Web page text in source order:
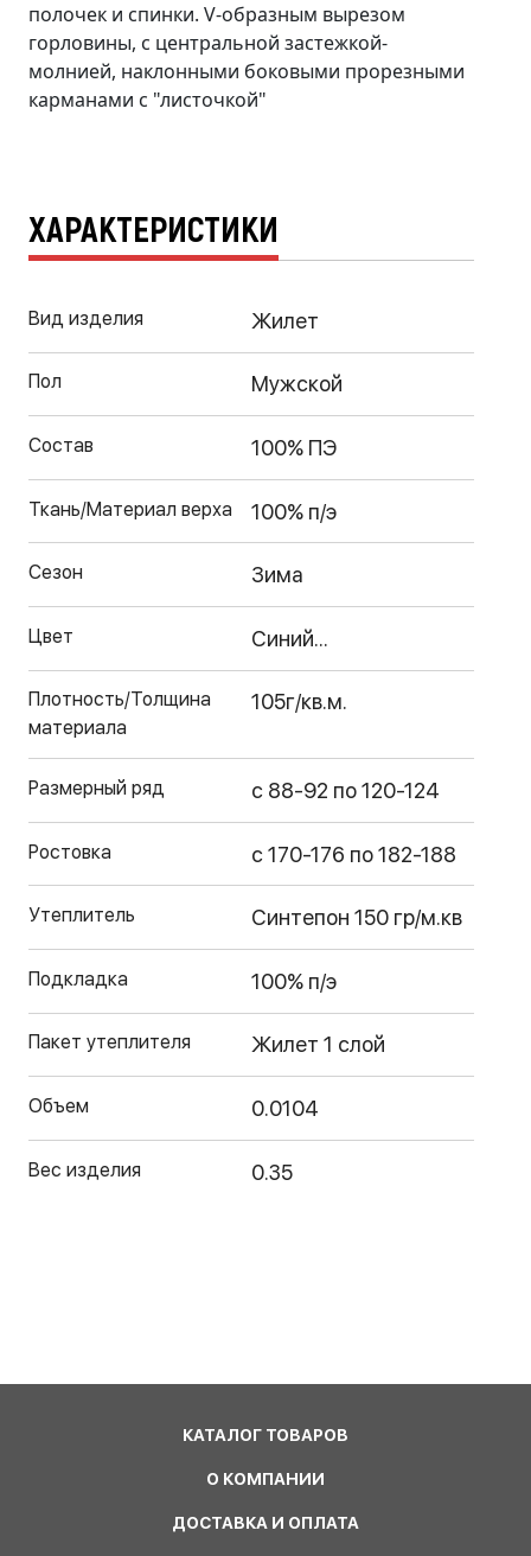
полочек и спинки. V-образным вырезом
горловины, с центральной застежкой-
молнией, наклонными боковыми прорезными
карманами с "листочкой"
ХАРАКТЕРИСТИКИ
Вид изделия Жилет
Пол Мужской
Состав 100% ПЭ
Ткань/Материал верха 100% п/э
Сезон Зима
Цвет Синий...
Плотность/Толщина
материала
105г/кв.м.
Размерный ряд с 88-92 по 120-124
Ростовка с 170-176 по 182-188
Утеплитель Синтепон 150 гр/м.кв
Подкладка 100% п/э
Пакет утеплителя Жилет 1 слой
Объем 0.0104
Вес изделия 0.35
КАТАЛОГ ТОВАРОВ
О КОМПАНИИ
ДОСТАВКА И ОПЛАТА